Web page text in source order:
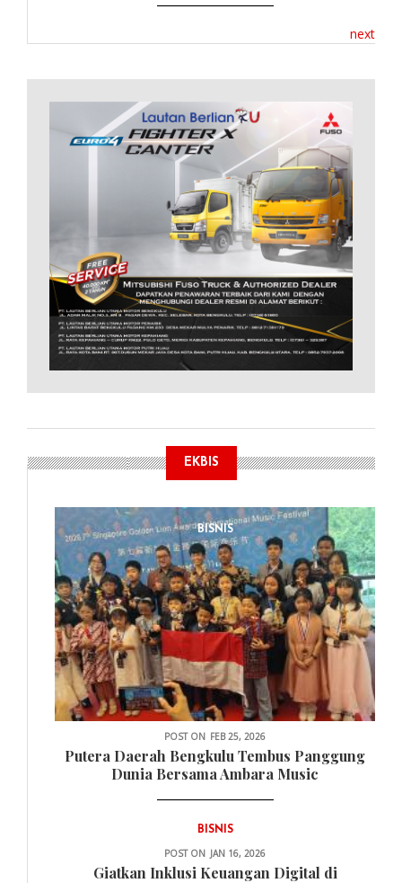
next
EKBIS
BISNIS
POST ON FEB 25, 2026
Putera Daerah Bengkulu Tembus Panggung
Dunia Bersama Ambara Music
BISNIS
POST ON JAN 16, 2026
Giatkan Inklusi Keuangan Digital di